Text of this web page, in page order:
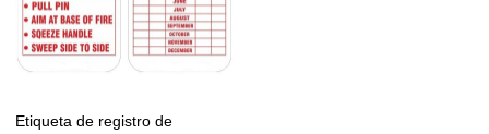
Etiqueta de registro de